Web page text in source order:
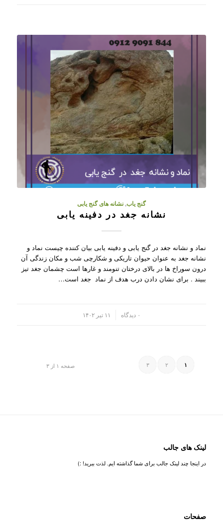
گنج یاب,نشانه های گنج یابی
نشانه جغد در دفینه یابی
نماد و نشانه جغد در گنج یابی و دفینه یابی بیان کننده چیست نماد و
نشانه جغد به عنوان حیوان تاریکی و شکارچی شب و مکان زندگی آن
درون سوراخ ها در بالای درختان تنومند و غارها است چشمان جغد تیز
ببیند . برای نشان دادن درب هدف از نماد جغد است…
۰ دیدگاه ۱۱ تیر ۱۴۰۲
صفحه ۱ از ۳ ۱ ۲ ۳
لینک های جالب
در اینجا چند لینک جالب برای شما گذاشته ایم. لذت ببرید! :)
صفحات